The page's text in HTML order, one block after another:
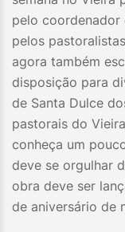
pelo coordenador
pelos
agora também
disposição para
de Santa Dulce
pastorais do
conheça um
deve se orgulhar
obra deve ser
de aniversário de